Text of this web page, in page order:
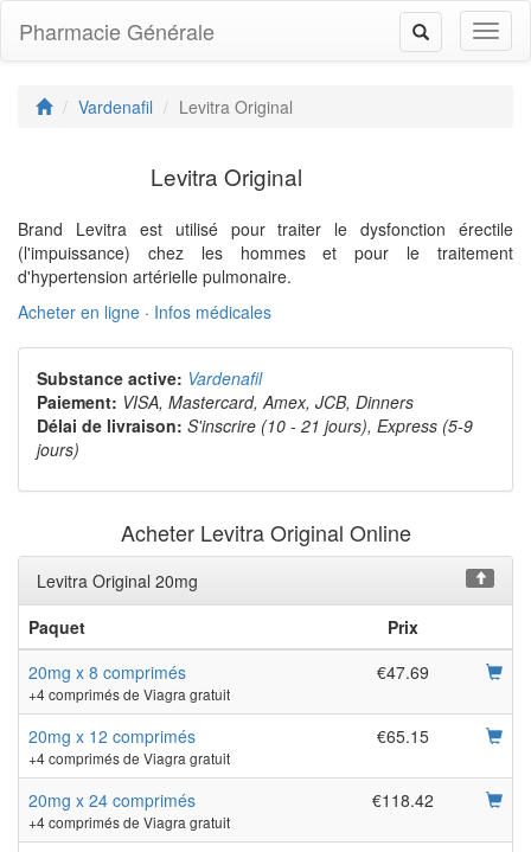
Toggle
navigation
Pharmacie Générale
Vardenafil Levitra Original
Levitra Original
Brand Levitra est utilisé pour traiter le dysfonction érectile
(l'impuissance) chez les hommes et pour le traitement
d'hypertension artérielle pulmonaire.
Acheter en ligne · Infos médicales
Substance active: Vardenafil
Paiement: VISA, Mastercard, Amex, JCB, Dinners
Délai de livraison: S'inscrire (10 - 21 jours), Express (5-9
jours)
Acheter Levitra Original Online
Levitra Original 20mg
Paquet
Prix
20mg x 8 comprimés
+4 comprimés de Viagra gratuit
€47.69
20mg x 12 comprimés
+4 comprimés de Viagra gratuit
€65.15
20mg x 24 comprimés
+4 comprimés de Viagra gratuit
€118.42